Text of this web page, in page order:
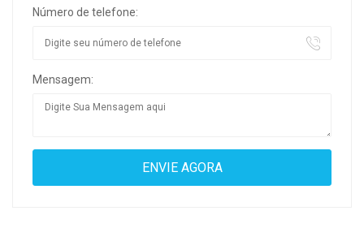
Número de telefone:
Mensagem: